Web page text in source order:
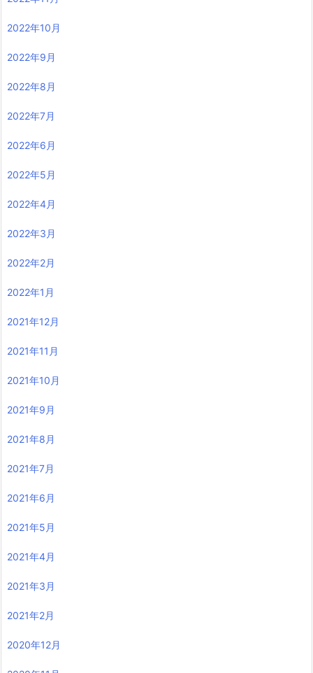
2022年10月
2022年9月
2022年8月
2022年7月
2022年6月
2022年5月
2022年4月
2022年3月
2022年2月
2022年1月
2021年12月
2021年11月
2021年10月
2021年9月
2021年8月
2021年7月
2021年6月
2021年5月
2021年4月
2021年3月
2021年2月
2020年12月